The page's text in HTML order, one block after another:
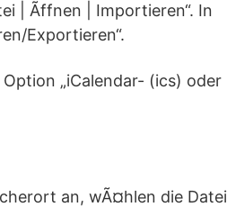
| Ãffnen | Importieren“. In
Exportieren“.
„iCalendar- (ics) oder
an, wÃ¤hlen die Datei